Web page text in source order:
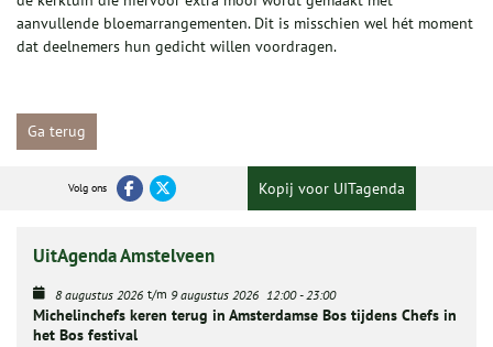
aanvullende bloemarrangementen. Dit is misschien wel hét moment
dat deelnemers hun gedicht willen voordragen.
Ga terug
Volg ons Kopij voor UITagenda
UitAgenda Amstelveen
8 augustus 2026 t/m 9 augustus 2026 12:00-23:00
Michelinchefs keren terug in Amsterdamse Bos tijdens Chefs in
het Bos festival